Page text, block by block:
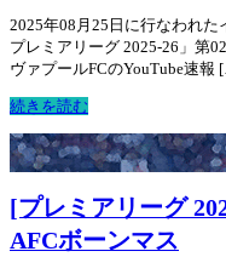
2025年08月25日に行なわれた
プレミアリーグ 2025-26」第
ヴァプールFCのYouTube速報
続きを読む
[プレミアリーグ
AFCボーンマス